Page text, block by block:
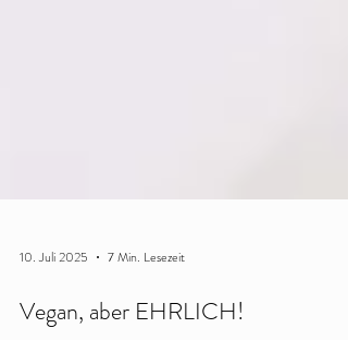
10. Juli 2025 7 Min. Lesezeit